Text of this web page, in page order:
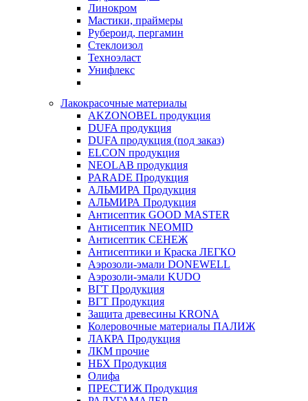
Линокром
Мастики, праймеры
Рубероид, пергамин
Стеклоизол
Техноэласт
Унифлекс
Лакокрасочные материалы
AKZONOBEL продукция
DUFA продукция
DUFA продукция (под заказ)
ELCON продукция
NEOLAB продукция
PARADE Продукция
АЛЬМИРА Продукция
АЛЬМИРА Продукция
Антисептик GOOD MASTER
Антисептик NEOMID
Антисептик СЕНЕЖ
Антисептики и Краска ЛЕГКО
Аэрозоли-эмали DONEWELL
Аэрозоли-эмали KUDO
ВГТ Продукция
ВГТ Продукция
Защита древесины KRONA
Колеровочные материалы ПАЛИЖ
ЛАКРА Продукция
ЛКМ прочие
НБХ Продукция
Олифа
ПРЕСТИЖ Продукция